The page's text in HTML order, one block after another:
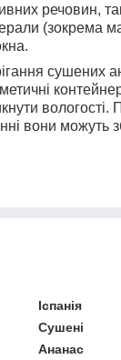
речовин,
(зокрема
сушених
вологості.
вони можуть
Іспанія
Сушені
Ананас